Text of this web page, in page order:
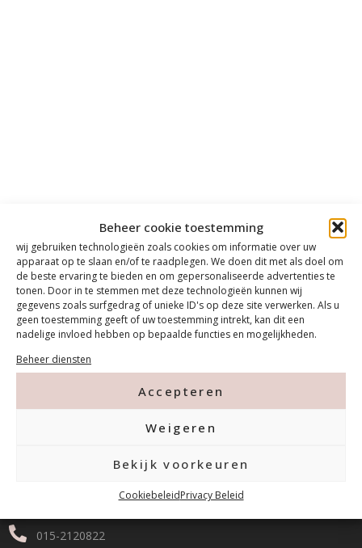
Beheer cookie toestemming
wij gebruiken technologieën zoals cookies om informatie over uw
apparaat op te slaan en/of te raadplegen. We doen dit met als doel om
de beste ervaring te bieden en om gepersonaliseerde advertenties te
tonen. Door in te stemmen met deze technologieën kunnen wij
gegevens zoals surfgedrag of unieke ID's op deze site verwerken. Als u
geen toestemming geeft of uw toestemming intrekt, kan dit een
nadelige invloed hebben op bepaalde functies en mogelijkheden.
Beheer diensten
Accepteren
Weigeren
Bekijk voorkeuren
CookiebeleidPrivacy Beleid
Tanthofdreef 7 2623 EW Delft
015-2120822